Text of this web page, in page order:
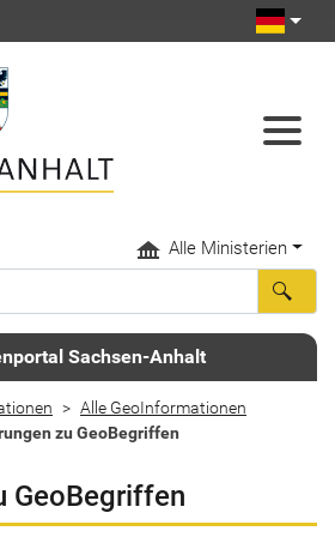
Alle Ministerien
Sachsen-Anhalt
Alle GeoInformationen
zu GeoBegriffen
GeoBegriffen